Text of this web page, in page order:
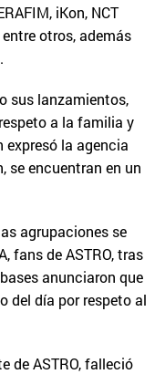
iKon, NCT
otros, además
sus lanzamientos,
a la familia y
expresó la agencia
se encuentran en un
agrupaciones se
fans de ASTRO, tras
anunciaron que
del día por respeto al
de ASTRO, falleció